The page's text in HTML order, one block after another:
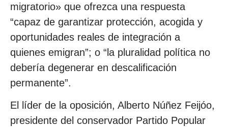
migratorio» que ofrezca una respuesta
“capaz de garantizar protección, acogida y
oportunidades reales de integración a
quienes emigran”; o “la pluralidad política no
debería degenerar en descalificación
permanente”.
El líder de la oposición, Alberto Núñez Feijóo,
presidente del conservador Partido Popular